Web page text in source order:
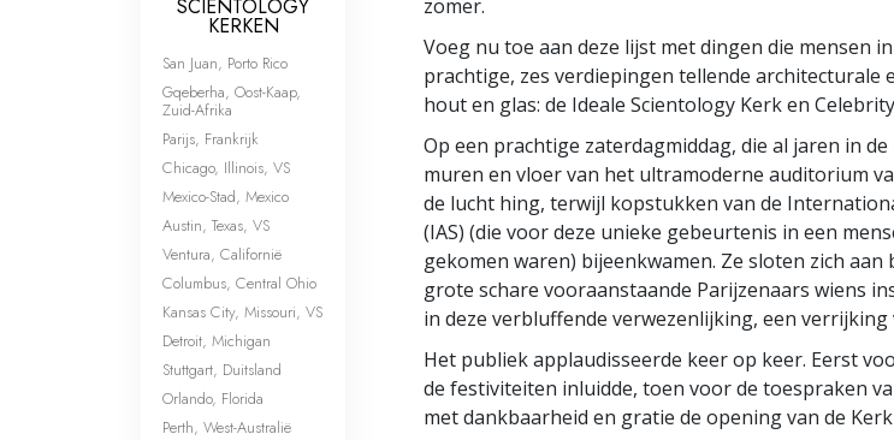
zomer.
Voeg nu toe aan deze lijst met dingen die mensen
prachtige, zes verdiepingen tellende architecturale
hout en glas: de Ideale Scientology Kerk en
Op een prachtige zaterdagmiddag, die al jaren in
muren en vloer van het ultramoderne auditorium
de lucht hing, terwijl kopstukken van de
(IAS) (die voor deze unieke gebeurtenis in een
gekomen waren) bijeenkwamen. Ze sloten zich
grote schare vooraanstaande Parijzenaars wiens
in deze verbluffende verwezenlijking, een verrijking
Het publiek applaudisseerde keer op keer. Eerst
de festiviteiten inluidde, toen voor de toespraken
met dankbaarheid en gratie de opening van de
SCIENTOLOGY
KERKEN
San Juan, Porto Rico
Gqeberha, Oost-Kaap,
Zuid-Afrika
Parijs, Frankrijk
Chicago, Illinois, VS
Mexico-Stad, Mexico
Austin, Texas, VS
Ventura, Californië
Columbus, Central Ohio
Kansas City, Missouri, VS
Detroit, Michigan
Stuttgart, Duitsland
Orlando, Florida
Perth, West-Australië